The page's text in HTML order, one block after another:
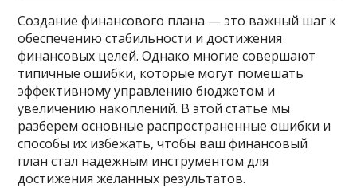
Создание финансового плана — это важный шаг к
обеспечению стабильности и достижения
финансовых целей. Однако многие совершают
типичные ошибки, которые могут помешать
эффективному управлению бюджетом и
увеличению накоплений. В этой статье мы
разберем основные распространенные ошибки и
способы их избежать, чтобы ваш финансовый
план стал надежным инструментом для
достижения желанных результатов.